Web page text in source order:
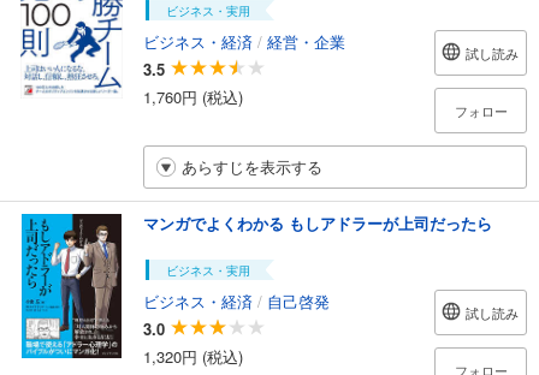
ビジネス・実用
ビジネス・経済 / 経営・企業
3.5
1,760円 (税込)
試し読み
フォロー
あらすじを表示する
マンガでよくわかる もしアドラーが上司だったら
ビジネス・実用
ビジネス・経済 / 自己啓発
3.0
1,320円 (税込)
試し読み
フォロー